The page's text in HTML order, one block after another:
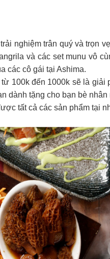
nghiệm trân quý và trọn
và các set munu vô
các cô gái tại Ashima.
100k đến 1000k sẽ là
dành tặng cho bạn bè nhân
tất cả các sản phẩm tại